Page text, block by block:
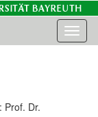
Prof. Dr.